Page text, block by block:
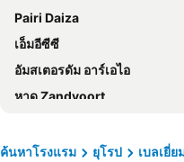
Pairi Daiza
เอ็มอีซีซี
อัมสเตอรดัม อาร์เอไอ
หาด Zandvoort
Ziggo Dome
ค้นหาโรงแรม ยุโรป เบลเยี่ย